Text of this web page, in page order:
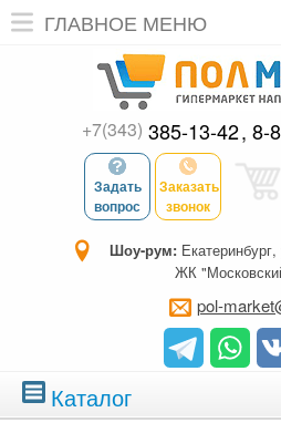
ГЛАВНОЕ МЕНЮ
+7(343) 385-13-42 8-
Задать
вопрос
Заказать
звонок
Шоу-рум:
ЖК
pol-
Каталог